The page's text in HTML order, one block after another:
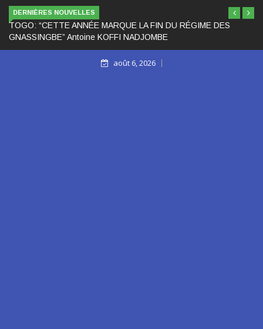
DERNIÈRES NOUVELLES
TOGO: “CETTE ANNÉE MARQUE LA FIN DU RÉGIME DES
GNASSINGBE” Antoine KOFFI NADJOMBE
août 6, 2026